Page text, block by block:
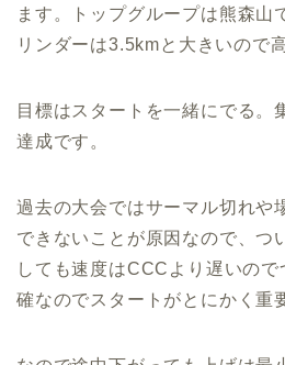
ます。トップグループは熊森山
リンダーは3.5kmと大きいので
目標はスタートを一緒にでる。
達成です。
過去の大会ではサーマル切れや
できないことが原因なので、つ
しても速度はCCCより遅いの
確なのでスタートがとにかく重